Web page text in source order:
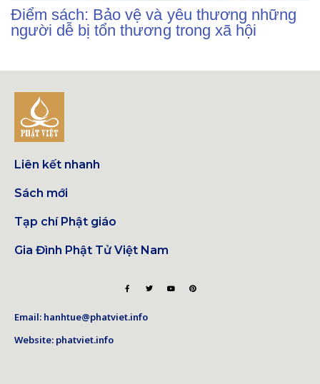
Điểm sách: Bảo vệ và yêu thương những
người dễ bị tổn thương trong xã hội
Liên kết nhanh
Sách mới
Tạp chí Phật giáo
Gia Đình Phật Tử Việt Nam
Email: hanhtue@phatviet.info
Website: phatviet.info